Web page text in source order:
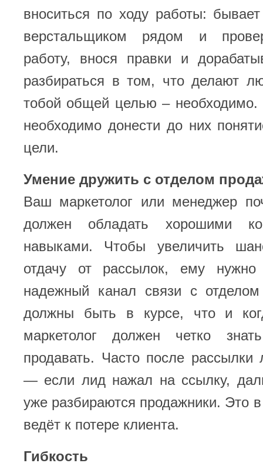
вноситься по ходу работы:
верстальщиком рядом и
работу, внося правки и
разбираться в том, что делают
тобой общей целью – необходимо.
необходимо донести до них
цели.
Умение дружить с отделом
Ваш маркетолог или менеджер
должен обладать хорошими
навыками. Чтобы увеличить
отдачу от рассылок, ему нужно
надежный канал связи с
должны быть в курсе, что и
маркетолог должен четко
продавать. Часто после рассылки
— если лид нажал на ссылку,
уже разбираются продажники. Это
ведёт к потере клиента.
Гибкость